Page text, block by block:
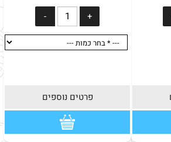
פרטים נוספים